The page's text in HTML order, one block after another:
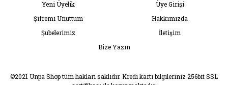
Yeni Üyelik
Üye Girişi
Şifremi Unuttum
Hakkımızda
Şubelerimiz
İletişim
Bize Yazın
©2021 Unpa Shop tüm hakları saklıdır. Kredi kartı bilgileriniz 256bit SSL